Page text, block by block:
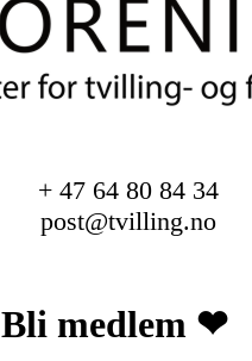
+ 47 64 80 84 34
post@tvilling.no
Bli medlem ❤︎